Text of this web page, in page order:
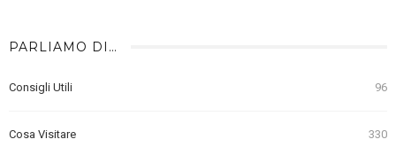
PARLIAMO DI…
Consigli Utili 96
Cosa Visitare 330